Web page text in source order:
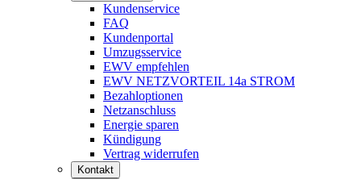
Kundenservice
FAQ
Kundenportal
Umzugsservice
EWV empfehlen
EWV NETZVORTEIL 14a STROM
Bezahloptionen
Netzanschluss
Energie sparen
Kündigung
Vertrag widerrufen
Kontakt